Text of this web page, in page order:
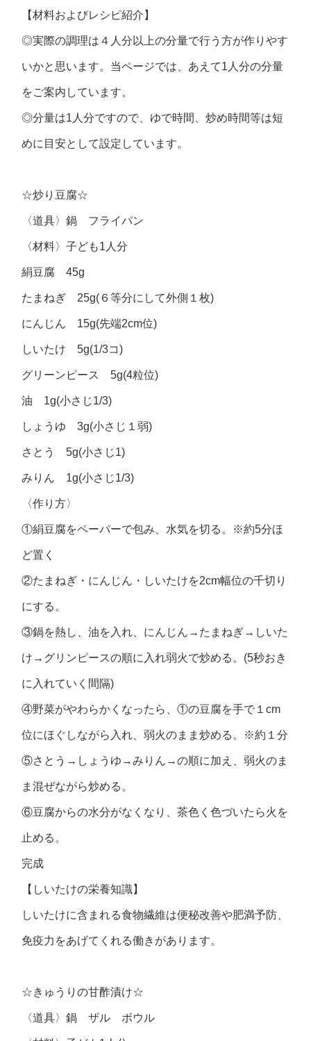
【材料およびレシピ紹介】
◎実際の調理は４人分以上の分量で行う方が作りやす
いかと思います。当ページでは、あえて1人分の分量
をご案内しています。
◎分量は1人分ですので、ゆで時間、炒め時間等は短
めに目安として設定しています。
☆炒り豆腐☆
〈道具〉鍋 フライパン
〈材料〉子ども1人分
絹豆腐 45g
たまねぎ 25g(６等分にして外側１枚)
にんじん 15g(先端2cm位)
しいたけ 5g(1/3コ)
グリーンピース 5g(4粒位)
油 1g(小さじ1/3)
しょうゆ 3g(小さじ１弱)
さとう 5g(小さじ1)
みりん 1g(小さじ1/3)
〈作り方〉
①絹豆腐をペーパーで包み、水気を切る。※約5分ほ
ど置く
②たまねぎ・にんじん・しいたけを2cm幅位の千切り
にする。
③鍋を熱し、油を入れ、にんじん→たまねぎ→しいた
け→グリンピースの順に入れ弱火で炒める。(5秒おき
に入れていく間隔)
④野菜がやわらかくなったら、①の豆腐を手で１cm
位にほぐしながら入れ、弱火のまま炒める。※約１分
⑤さとう→しょうゆ→みりん→の順に加え、弱火のま
ま混ぜながら炒める。
⑥豆腐からの水分がなくなり、茶色く色づいたら火を
止める。
完成
【しいたけの栄養知識】
しいたけに含まれる食物繊維は便秘改善や肥満予防、
免疫力をあげてくれる働きがあります。
☆きゅうりの甘酢漬け☆
〈道具〉鍋 ザル ボウル